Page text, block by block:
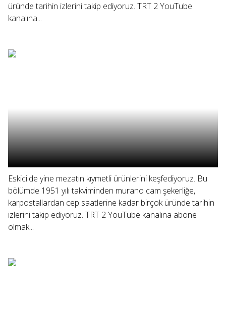
üründe tarihin izlerini takip ediyoruz. TRT 2 YouTube
kanalına...
Eskici'de yine mezatın kıymetli ürünlerini keşfediyoruz. Bu
bölümde 1951 yılı takviminden murano cam şekerliğe,
karpostallardan cep saatlerine kadar birçok üründe tarihin
izlerini takip ediyoruz. TRT 2 YouTube kanalına abone
olmak...